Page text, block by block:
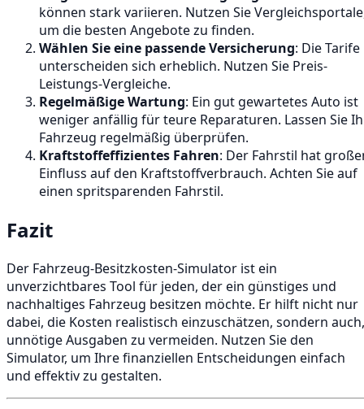
können stark variieren. Nutzen Sie
um die besten Angebote zu finden.
Wählen Sie eine passende Versicherung: Die Tarife
unterscheiden sich erheblich. Nutzen Sie Preis-
Leistungs-Vergleiche.
Regelmäßige Wartung: Ein gut gewartetes Auto ist
weniger anfällig für teure Reparaturen. Lassen Sie
Fahrzeug regelmäßig überprüfen.
Kraftstoffeffizientes Fahren: Der Fahrstil hat
Einfluss auf den Kraftstoffverbrauch. Achten Sie auf
einen spritsparenden Fahrstil.
Fazit
Der Fahrzeug-Besitzkosten-Simulator ist ein
unverzichtbares Tool für jeden, der ein günstiges und
nachhaltiges Fahrzeug besitzen möchte. Er hilft nicht nur
dabei, die Kosten realistisch einzuschätzen, sondern auch,
unnötige Ausgaben zu vermeiden. Nutzen Sie den
Simulator, um Ihre finanziellen Entscheidungen einfach
und effektiv zu gestalten.